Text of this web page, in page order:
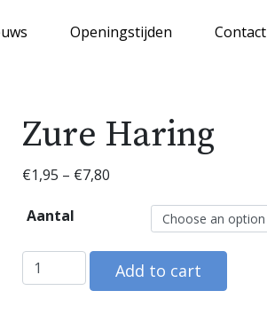
Openingstijden Contact
Zure Haring
€1,95 – €7,80
Aantal
Zure Haring quantityAdd to cart